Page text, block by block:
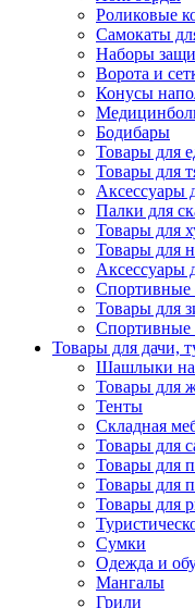
Роликовые
Самокаты
Наборы
Ворота и
Конусы
Бодибары
Товары для
Товары для
Аксессуары
Палки для
Товары для
Товары для
Аксессуары
Спортивные
Товары для
Спортивные
Товары для дачи,
Шашлыки на
Товары для
Тенты
Складная
Товары для
Товары для
Товары для
Товары для
Сумки
Одежда и
Мангалы
Грили